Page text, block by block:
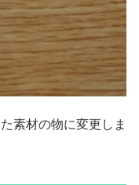
素材の物に変更しま